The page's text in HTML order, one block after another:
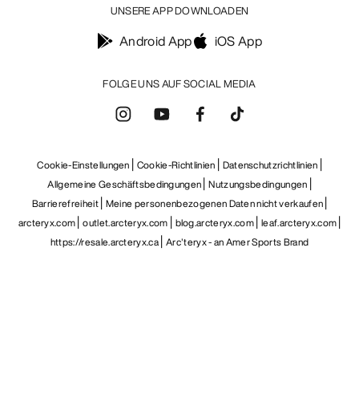
FOLGE UNS AUF SOCIAL MEDIA
UNSERE APP DOWNLOADEN
Android App iOS App
Cookie-Einstellungen Cookie-Richtlinien Datenschutzrichtlinien
Allgemeine Geschäftsbedingungen Nutzungsbedingungen
Barrierefreiheit Meine personenbezogenen Daten nicht verkaufen
arcteryx.com outlet.arcteryx.com blog.arcteryx.com leaf.arcteryx.com
https://resale.arcteryx.ca Arc'teryx - an Amer Sports Brand